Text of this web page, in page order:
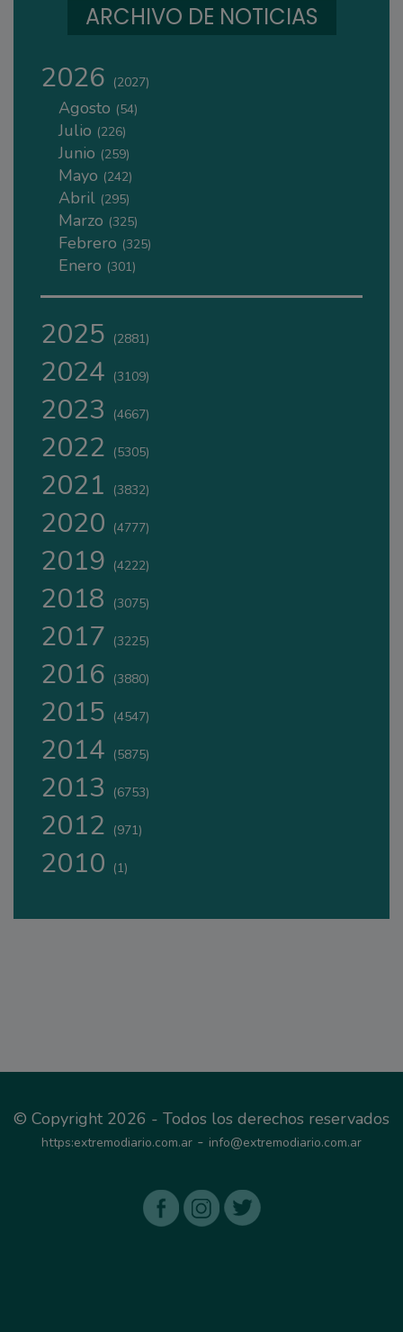
ARCHIVO DE NOTICIAS
2026 (2027)
Agosto (54)
Julio (226)
Junio (259)
Mayo (242)
Abril (295)
Marzo (325)
Febrero (325)
Enero (301)
2025 (2881)
2024 (3109)
2023 (4667)
2022 (5305)
2021 (3832)
2020 (4777)
2019 (4222)
2018 (3075)
2017 (3225)
2016 (3880)
2015 (4547)
2014 (5875)
2013 (6753)
2012 (971)
2010 (1)
© Copyright 2026 - Todos los derechos reservados
https:extremodiario.com.ar - info@extremodiario.com.ar